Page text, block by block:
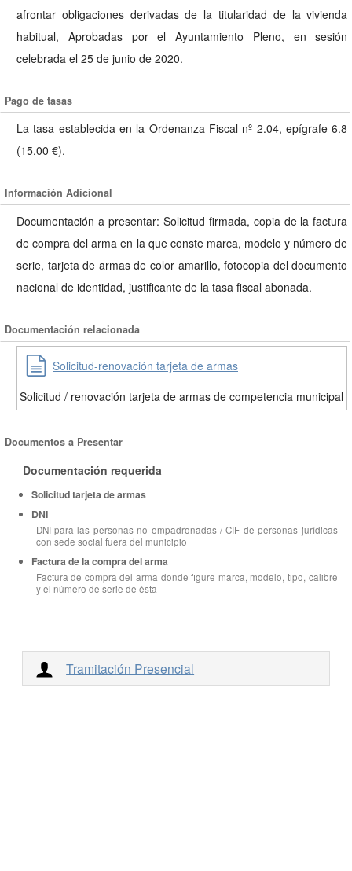
afrontar obligaciones derivadas de la titularidad de la vivienda
habitual, Aprobadas por el Ayuntamiento Pleno, en sesión
celebrada el 25 de junio de 2020.
Pago de tasas
La tasa establecida en la Ordenanza Fiscal nº 2.04, epígrafe 6.8
(15,00 €).
Información Adicional
Documentación a presentar: Solicitud firmada, copia de la factura
de compra del arma en la que conste marca, modelo y número de
serie, tarjeta de armas de color amarillo, fotocopia del documento
nacional de identidad, justificante de la tasa fiscal abonada.
Documentación relacionada
Solicitud-renovación tarjeta de armas
Solicitud / renovación tarjeta de armas de competencia municipal
Documentos a Presentar
Documentación requerida
Solicitud tarjeta de armas
DNI
DNI para las personas no empadronadas / CIF de personas jurídicas
con sede social fuera del municipio
Factura de la compra del arma
Factura de compra del arma donde figure marca, modelo, tipo, calibre
y el número de serie de ésta
Tramitación Presencial